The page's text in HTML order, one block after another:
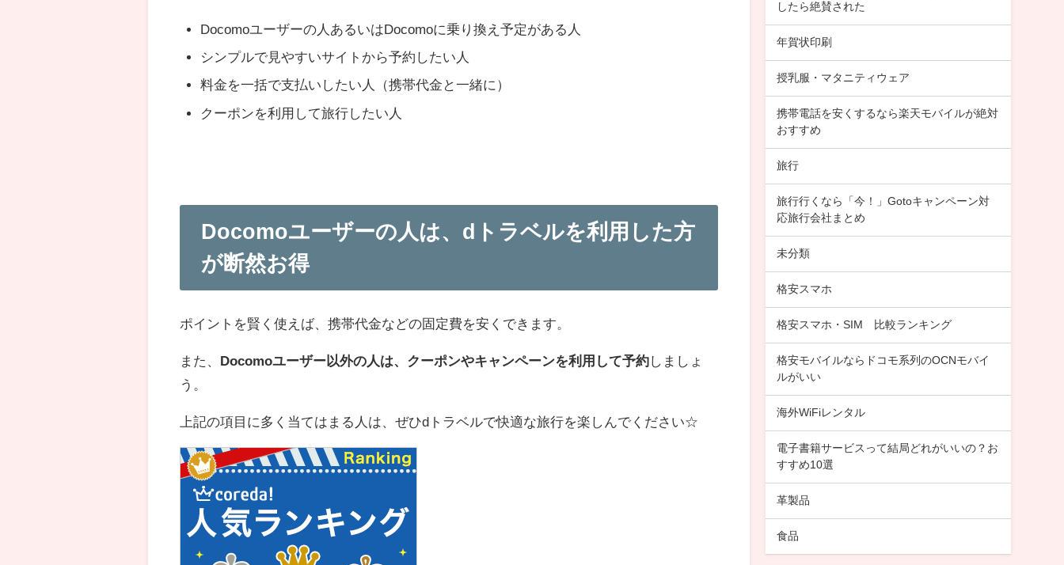
Docomoユーザーの人あるいはDocomoに乗り換え予定がある人
シンプルで見やすいサイトから予約したい人
料金を一括で支払いしたい人（携帯代金と一緒に）
クーポンを利用して旅行したい人
Docomoユーザーの人は、dトラベルを利用した方
が断然お得
ポイントを賢く使えば、携帯代金などの固定費を安くできます。
また、 Docomoユーザー以外の人は、クーポンやキャンペーンを利用して予約しましょ
う。
上記の項目に多く当てはまる人は、ぜひdトラベルで快適な旅行を楽しんでください☆
したら絶賛された
年賀状印刷
授乳服・マタニティウェア
携帯電話を安くするなら楽天モバイルが絶対
おすすめ
旅行
旅行行くなら「今！」Gotoキャンペーン対
応旅行会社まとめ
未分類
格安スマホ
格安スマホ・SIM 比較ランキング
格安モバイルならドコモ系列のOCNモバイ
ルがいい
海外WiFiレンタル
電子書籍サービスって結局どれがいいの？お
すすめ10選
革製品
食品